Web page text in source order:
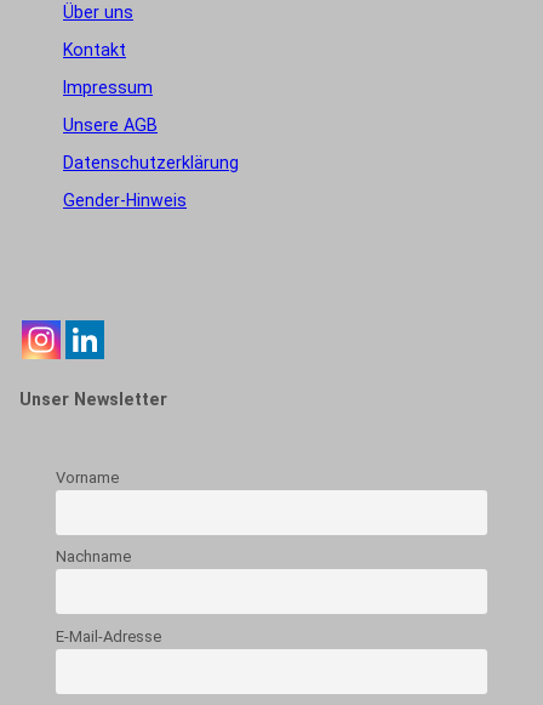
Über uns
Kontakt
Impressum
Unsere AGB
Datenschutzerklärung
Gender-Hinweis
Unser Newsletter
Vorname
Nachname
E-Mail-Adresse